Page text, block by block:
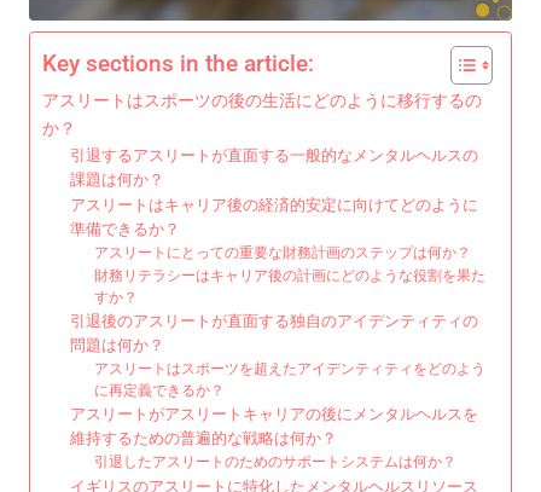
Key sections in the article:
アスリートはスポーツの後の生活にどのように移行するの
か？
引退するアスリートが直面する一般的なメンタルヘルスの
課題は何か？
アスリートはキャリア後の経済的安定に向けてどのように
準備できるか？
アスリートにとっての重要な財務計画のステップは何か？
財務リテラシーはキャリア後の計画にどのような役割を果た
すか？
引退後のアスリートが直面する独自のアイデンティティの
問題は何か？
アスリートはスポーツを超えたアイデンティティをどのよう
に再定義できるか？
アスリートがアスリートキャリアの後にメンタルヘルスを
維持するための普遍的な戦略は何か？
引退したアスリートのためのサポートシステムは何か？
イギリスのアスリートに特化したメンタルヘルスリソース